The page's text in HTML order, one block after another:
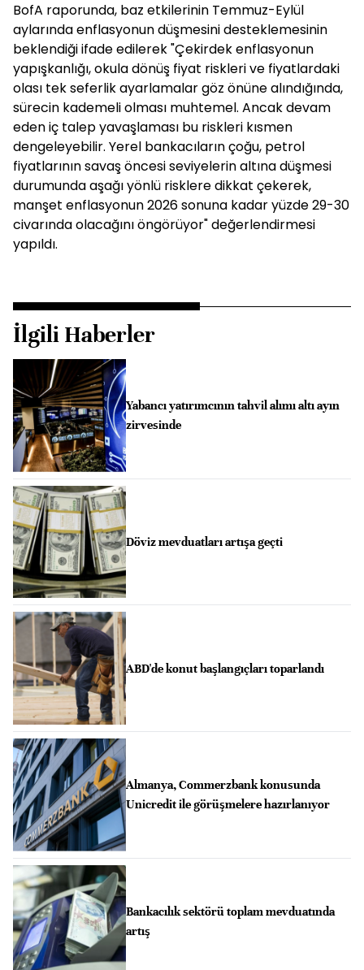
BofA raporunda, baz etkilerinin Temmuz-Eylül
aylarında enflasyonun düşmesini desteklemesinin
beklendiği ifade edilerek "Çekirdek enflasyonun
yapışkanlığı, okula dönüş fiyat riskleri ve fiyatlardaki
olası tek seferlik ayarlamalar göz önüne alındığında,
sürecin kademeli olması muhtemel. Ancak devam
eden iç talep yavaşlaması bu riskleri kısmen
dengeleyebilir. Yerel bankacıların çoğu, petrol
fiyatlarının savaş öncesi seviyelerin altına düşmesi
durumunda aşağı yönlü risklere dikkat çekerek,
manşet enflasyonun 2026 sonuna kadar yüzde 29-30
civarında olacağını öngörüyor" değerlendirmesi
yapıldı.
İlgili Haberler
Yabancı yatırımcının tahvil alımı altı ayın
zirvesinde
Döviz mevduatları artışa geçti
ABD'de konut başlangıçları toparlandı
Almanya, Commerzbank konusunda
Unicredit ile görüşmelere hazırlanıyor
Bankacılık sektörü toplam mevduatında
artış